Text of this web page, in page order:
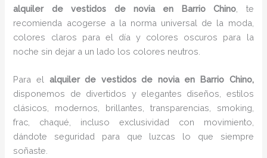
alquiler de vestidos de novia en Barrio Chino , te
recomienda acogerse a la norma universal de la moda,
colores claros para el día y colores oscuros para la
noche sin dejar a un lado los colores neutros.
Para el alquiler de vestidos de novia en Barrio Chino,
disponemos de divertidos y elegantes diseños, estilos
clásicos, modernos, brillantes, transparencias, smoking,
frac, chaqué, incluso exclusividad con movimiento,
dándote seguridad para que luzcas lo que siempre
soñaste.